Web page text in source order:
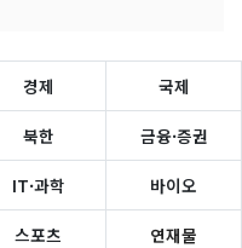
경제 국제
북한 금융·증권
IT·과학 바이오
스포츠 연재물